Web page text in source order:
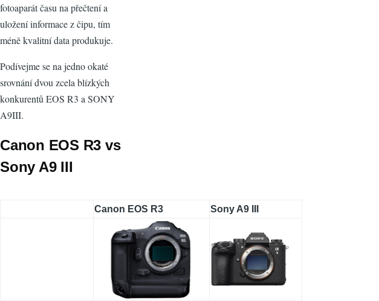
fotoaparát času na přečtení a
uložení informace z čipu, tím
méně kvalitní data produkuje.
Podívejme se na jedno okaté
srovnání dvou zcela blízkých
konkurentů EOS R3 a SONY
A9III.
Canon EOS R3 vs
Sony A9 III
Canon EOS R3 Sony A9 III